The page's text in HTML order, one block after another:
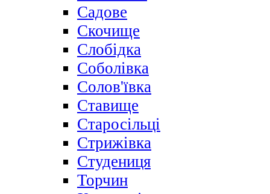
Садове
Скочище
Слобідка
Соболівка
Солов'ївка
Ставище
Старосільці
Стрижівка
Студениця
Торчин